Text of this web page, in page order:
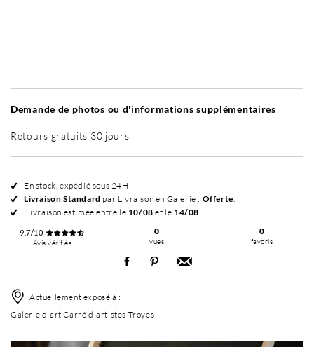
Demande de photos ou d'informations supplémentaires
Retours gratuits 30 jours
En stock, expédié sous 24H
Livraison Standard par Livraison en Galerie : Offerte.
Livraison estimée entre le 10/08 et le 14/08
9,7/10
Avis vérifiés
0
vues
0
favoris
Actuellement exposé à :
Galerie d'art Carré d'artistes Troyes